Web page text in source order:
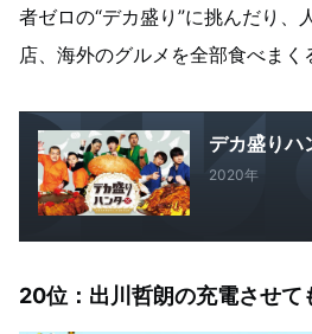
者ゼロの“デカ盛り”に挑んだり、
店、海外のグルメを全部食べまく
デカ盛りハ
2020年
20位： 出川哲朗の充電させて